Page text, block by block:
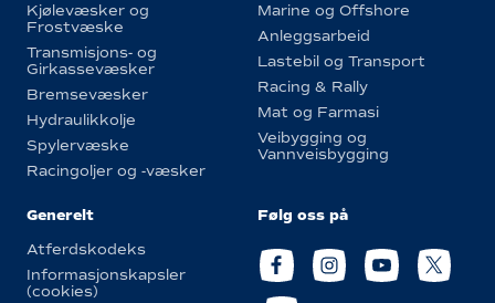
Kjølevæsker og
Frostvæske
Transmisjons- og
Girkassevæsker
Bremsevæsker
Hydraulikkolje
Spylervæske
Racingoljer og -væsker
Marine og Offshore
Anleggsarbeid
Lastebil og Transport
Racing & Rally
Mat og Farmasi
Veibygging og
Vannveisbygging
Generelt
Atferdskodeks
Informasjonskapsler
(cookies)
Følg oss på